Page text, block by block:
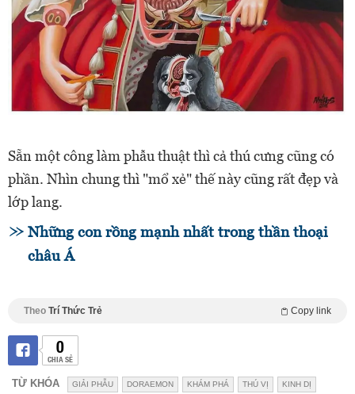
Sẵn một công làm phẫu thuật thì cả thú cưng cũng có
phần. Nhìn chung thì "mổ xẻ" thế này cũng rất đẹp và
lớp lang.
Những con rồng mạnh nhất trong thần thoại
châu Á
Theo Trí Thức Trẻ Copy link
0
CHIA SẺ
TỪ KHÓA GIẢI PHẪU DORAEMON KHÁM PHÁ THÚ VỊ KINH DỊ